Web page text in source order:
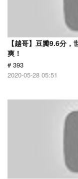
【越哥】豆瓣9.6分
爽！
# 393
2020-05-28 05:51